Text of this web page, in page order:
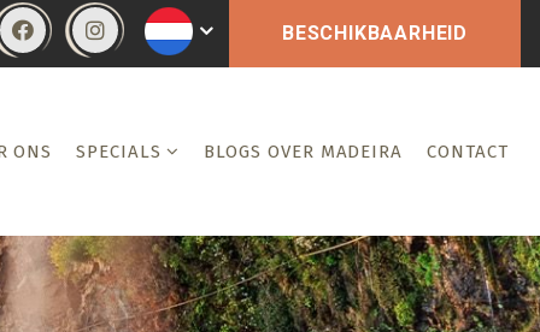
BESCHIKBAARHEID
ONS SPECIALS BLOGS OVER MADEIRA CONTACT